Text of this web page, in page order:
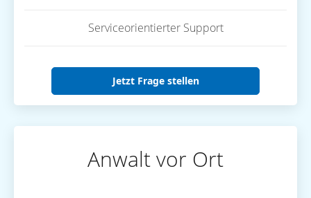
Serviceorientierter Support
Jetzt Frage stellen
Anwalt vor Ort